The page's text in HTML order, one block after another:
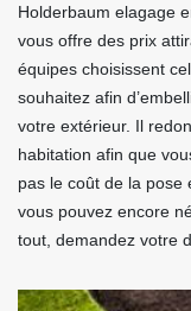
Holderbaum elagage
vous offre des prix
équipes choisissent
souhaitez afin
votre extérieur. Il
habitation afin que
pas le coût de la pose
vous pouvez encore
tout, demandez votre